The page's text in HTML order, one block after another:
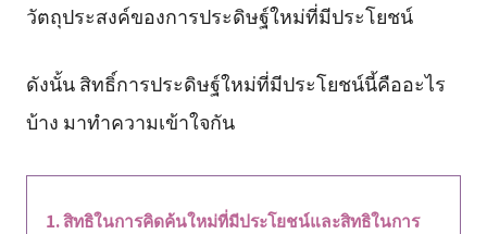
วัตถุประสงค์ของการประดิษฐ์ใหม่ที่มีประโยชน์
ดังนั้น สิทธิ์การประดิษฐ์ใหม่ที่มีประโยชน์นี้คืออะไร
บ้าง มาทำความเข้าใจกัน
สิทธิในการคิดค้นใหม่ที่มีประโยชน์และสิทธิในการ